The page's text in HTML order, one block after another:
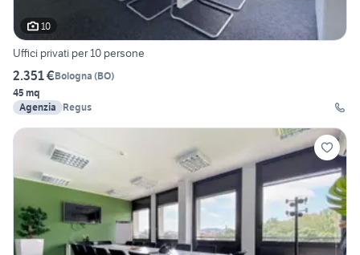
10
Uffici privati per 10 persone
2.351 €Bologna (BO)
45 mq
Agenzia
Regus